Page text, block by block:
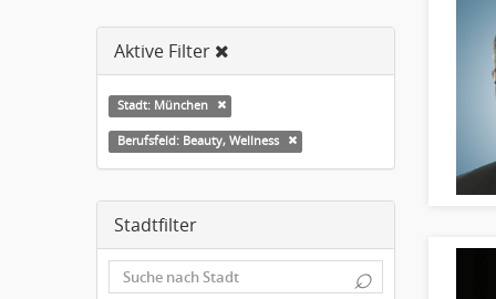
Aktive Filter
Stadt: München
Berufsfeld: Beauty, Wellness
Stadtfilter
⌕